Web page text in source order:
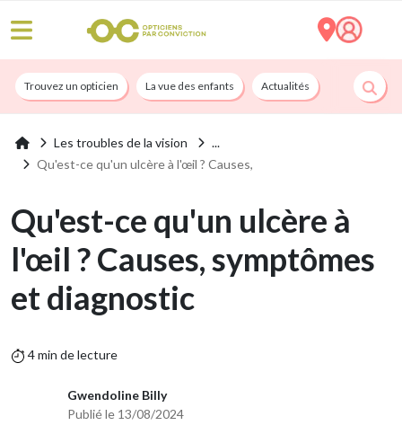
Trouvez un opticien La vue des enfants Actualités Nos services
Les troubles de la vision
Qu'est-ce qu'un ulcère à l'œil ? Causes,
Qu'est-ce qu'un ulcère à
l'œil ? Causes, symptômes
et diagnostic
4 min de lecture
Gwendoline Billy
Publié le 13/08/2024